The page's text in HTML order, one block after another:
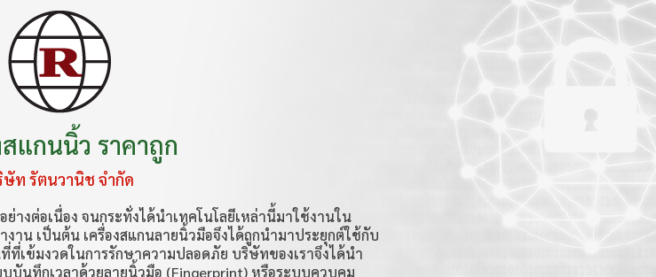
สแกนนิ้ว ราคาถูก
ษัท รัตนวานิช จำกัด
งต่อเนื่อง จนกระทั่งได้นำเทคโนโลยีเหล่านี้มาใช้งานใน
าน เป็นต้น เครื่องสแกนลายนิ้วมือจึงได้ถูกนำมาประยุกต์ใช้กับ
เข้มงวดในการรักษาความปลอดภัย บริษัทของเราจึงได้นำ
บันทึกเวลาด้วยลายนิ้วมือ (Fingerprint) หรือระบบควบคุม